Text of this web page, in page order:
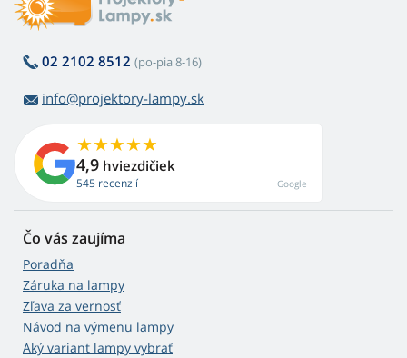
02 2102 8512 (po-pia 8-16)
info@projektory-lampy.sk
4,9 hviezdičiek
545 recenzií Google
Čo vás zaujíma
Poradňa
Záruka na lampy
Zľava za vernosť
Návod na výmenu lampy
Aký variant lampy vybrať